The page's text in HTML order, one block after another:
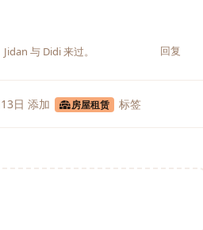
回复
Jidan 与 Didi来过。
日 添加 房屋租赁 标签